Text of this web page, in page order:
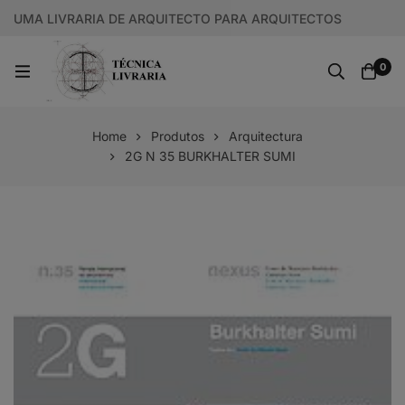
UMA LIVRARIA DE ARQUITECTO PARA ARQUITECTOS
0
Home Produtos
Arquitectura
2G N 35 BURKHALTER SUMI